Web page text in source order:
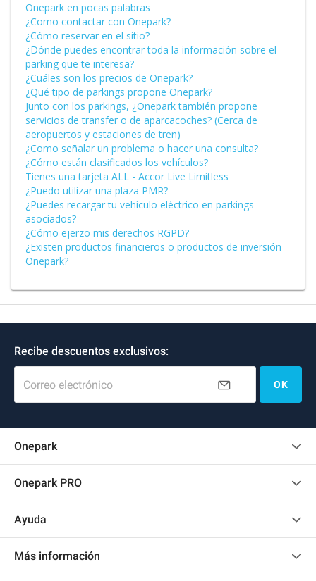
Onepark en pocas palabras
¿Como contactar con Onepark?
¿Cómo reservar en el sitio?
¿Dónde puedes encontrar toda la información sobre el
parking que te interesa?
¿Cuáles son los precios de Onepark?
¿Qué tipo de parkings propone Onepark?
Junto con los parkings, ¿Onepark también propone
servicios de transfer o de aparcacoches? (Cerca de
aeropuertos y estaciones de tren)
¿Como señalar un problema o hacer una consulta?
¿Cómo están clasificados los vehículos?
Tienes una tarjeta ALL - Accor Live Limitless
¿Puedo utilizar una plaza PMR?
¿Puedes recargar tu vehículo eléctrico en parkings
asociados?
¿Cómo ejerzo mis derechos RGPD?
¿Existen productos financieros o productos de inversión
Onepark?
Recibe descuentos exclusivos:
Correo electrónico OK
Onepark
Onepark PRO
Convertirse en colaborador
Acceder a mi área de colaborador
Ayuda
Más información